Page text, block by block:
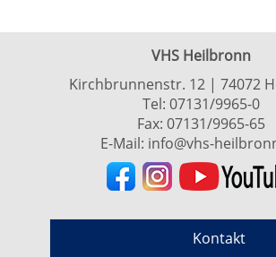
VHS Heilbronn
Kirchbrunnenstr. 12 | 74072
Tel: 07131/9965-0
Fax: 07131/9965-65
E-Mail: info@vhs-
Kontakt